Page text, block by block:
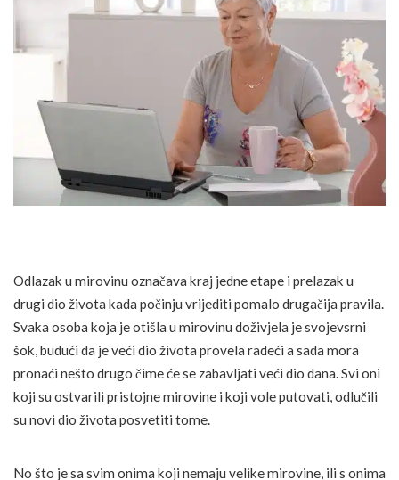
Odlazak u mirovinu označava kraj jedne etape i prelazak u
drugi dio života kada počinju vrijediti pomalo drugačija pravila.
Svaka osoba koja je otišla u mirovinu doživjela je svojevsrni
šok, budući da je veći dio života provela radeći a sada mora
pronaći nešto drugo čime će se zabavljati veći dio dana. Svi oni
koji su ostvarili pristojne mirovine i koji vole putovati, odlučili
su novi dio života posvetiti tome.
No što je sa svim onima koji nemaju velike mirovine, ili s onima